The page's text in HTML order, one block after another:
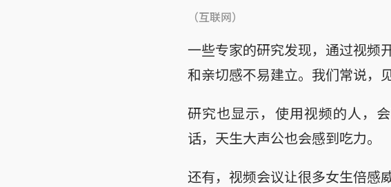
（互联网）
一些专家的研究发现，通过视频
和亲切感不易建立。我们常说，
研究也显示，使用视频的人，
话，天生大声公也会感到吃力。
还有，视频会议让很多女生倍感